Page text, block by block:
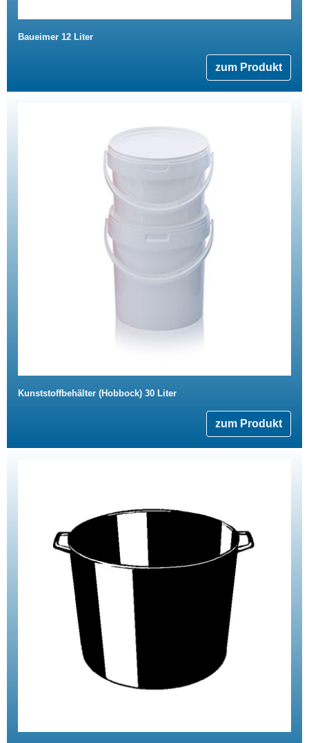
Baueimer 12 Liter
zum Produkt
Kunststoffbehälter (Hobbock) 30 Liter
zum Produkt